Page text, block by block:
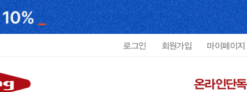
로그인 회원가입 마이페이지
온라인단독